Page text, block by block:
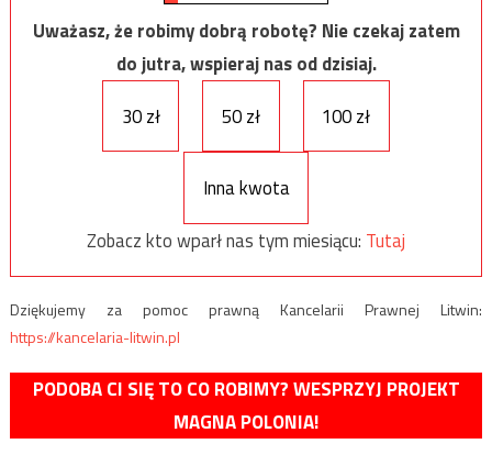
Uważasz, że robimy dobrą robotę? Nie czekaj zatem
do jutra, wspieraj nas od dzisiaj.
30 zł
50 zł 100 zł
Inna kwota
Zobacz kto wparł nas tym miesiącu: Tutaj
Dziękujemy za pomoc prawną Kancelarii Prawnej Litwin:
https://kancelaria-litwin.pl
PODOBA CI SIĘ TO CO ROBIMY? WESPRZYJ PROJEKT
MAGNA POLONIA!